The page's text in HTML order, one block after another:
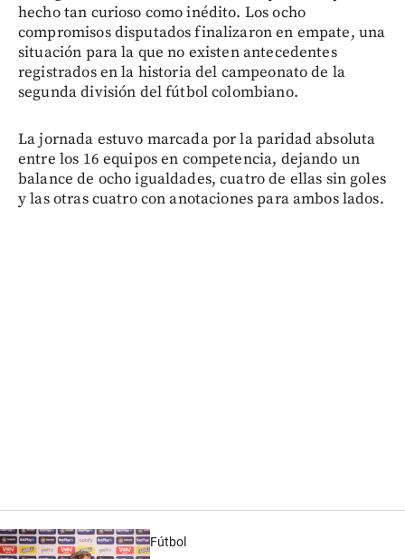
hecho tan curioso como inédito. Los ocho
compromisos disputados finalizaron en empate, una
situación para la que no existen antecedentes
registrados en la historia del campeonato de la
segunda división del fútbol colombiano.
La jornada estuvo marcada por la paridad absoluta
entre los 16 equipos en competencia, dejando un
balance de ocho igualdades, cuatro de ellas sin goles
y las otras cuatro con anotaciones para ambos lados.
Fútbol